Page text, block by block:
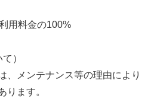
用料金の100%
）
、メンテナンス等の理由により
ります。